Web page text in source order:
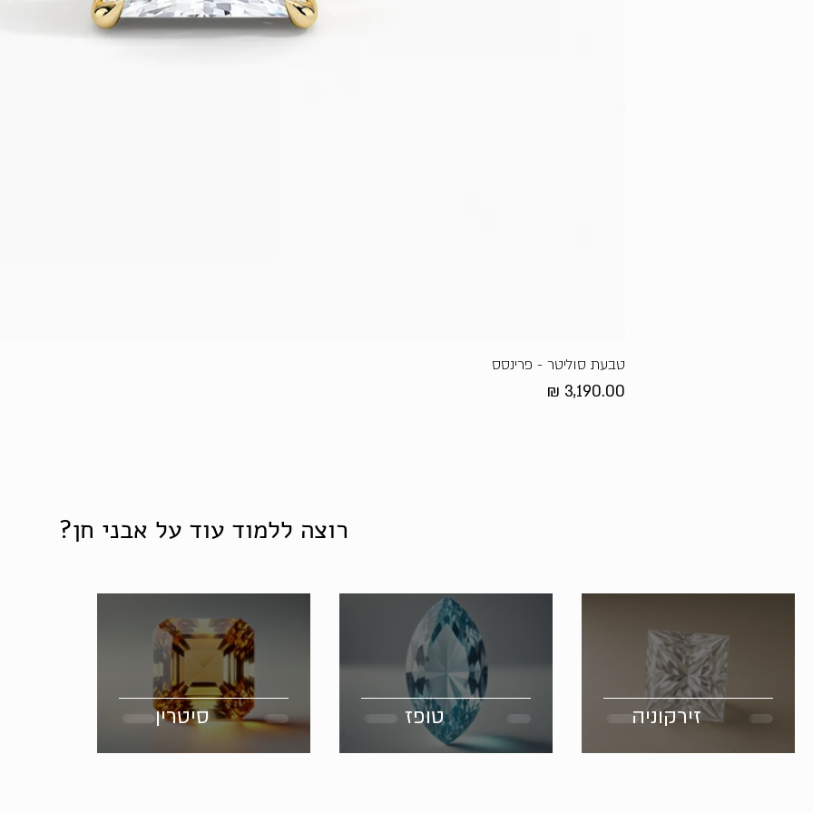
טבעת סוליטר - פרינסס
מחיר
רוצה ללמוד עוד על אבני חן?
זירקוניה טופז סיטרין